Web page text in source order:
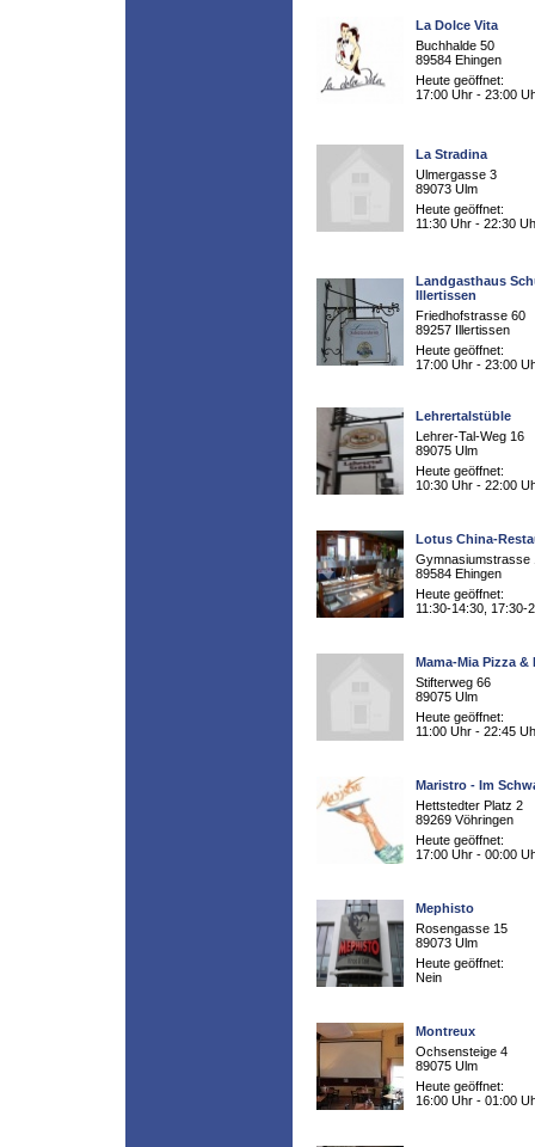
La Dolce Vita
Buchhalde 50
89584 Ehingen
Heute geöffnet:
17:00 Uhr - 23:00
La Stradina
Ulmergasse 3
89073 Ulm
Heute geöffnet:
11:30 Uhr - 22:30
Landgasthaus
Illertissen
Friedhofstrasse 60
89257 Illertissen
Heute geöffnet:
17:00 Uhr - 23:00
Lehrertalstüble
Lehrer-Tal-Weg 16
89075 Ulm
Heute geöffnet:
10:30 Uhr - 22:00
Lotus China-
Gymnasiumstrasse
89584 Ehingen
Heute geöffnet:
11:30-14:30, 17:30-
Mama-Mia Pizza &
Stifterweg 66
89075 Ulm
Heute geöffnet:
11:00 Uhr - 22:45
Maristro - Im
Hettstedter Platz 2
89269 Vöhringen
Heute geöffnet:
17:00 Uhr - 00:00
Mephisto
Rosengasse 15
89073 Ulm
Heute geöffnet:
Nein
Montreux
Ochsensteige 4
89075 Ulm
Heute geöffnet:
16:00 Uhr - 01:00